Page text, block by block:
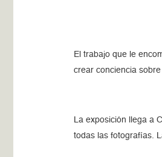
El trabajo que le
crear conciencia
La exposición llega a
todas las fotografías.